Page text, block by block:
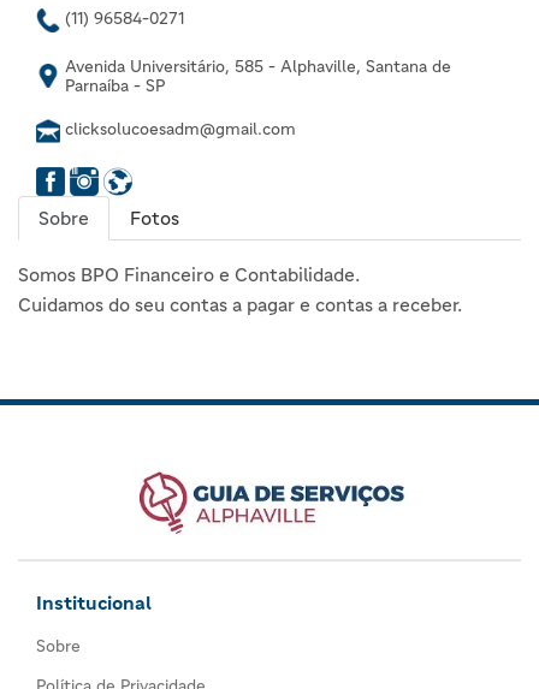
(11) 96584-0271
Avenida Universitário, 585 - Alphaville, Santana de
Parnaíba - SP
clicksolucoesadm@gmail.com
Sobre Fotos
Somos BPO Financeiro e Contabilidade.
Cuidamos do seu contas a pagar e contas a receber.
Institucional
Sobre
Política de Privacidade